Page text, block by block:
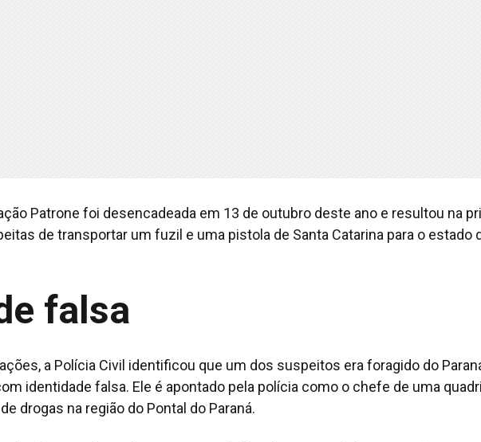
Patrone foi desencadeada em 13 de outubro deste ano e resultou na
de transportar um fuzil e uma pistola de Santa Catarina para o estado
falsa
a Polícia Civil identificou que um dos suspeitos era foragido do
identidade falsa. Ele é apontado pela polícia como o chefe de uma
drogas na região do Pontal do Paraná.